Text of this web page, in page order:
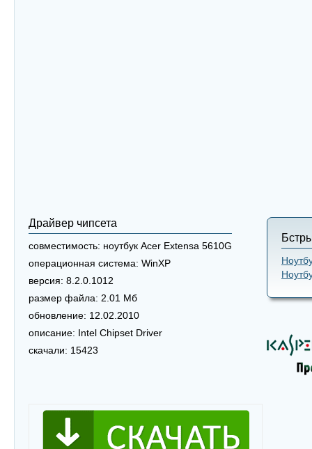
Драйвер чипсета
совместимость: ноутбук Acer Extensa 5610G
операционная система: WinXP
версия: 8.2.0.1012
размер файла: 2.01 Мб
обновление: 12.02.2010
описание: Intel Chipset Driver
скачали: 15423